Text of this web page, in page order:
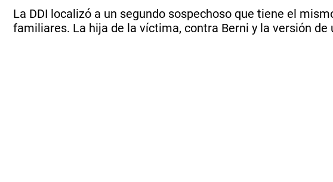
La DDI localizó a un segundo sospechoso que tiene el
familiares. La hija de la víctima, contra Berni y la versión de